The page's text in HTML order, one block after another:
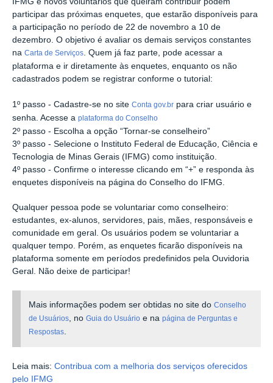
participar das próximas enquetes, que estarão disponíveis para
a participação no período de 22 de novembro a 10 de
dezembro. O objetivo é avaliar os demais serviços constantes
na Carta de Serviços . Quem já faz parte, pode acessar a
plataforma e ir diretamente às enquetes, enquanto os não
cadastrados podem se registrar conforme o tutorial:
1º passo - Cadastre-se no site Conta gov.br para criar usuário e
senha. Acesse a plataforma do Conselho
2º passo - Escolha a opção “Tornar-se conselheiro”
3º passo - Selecione o Instituto Federal de Educação, Ciência e
Tecnologia de Minas Gerais (IFMG) como instituição.
4º passo - Confirme o interesse clicando em “+” e responda às
enquetes disponíveis na página do Conselho do IFMG.
Qualquer pessoa pode se voluntariar como conselheiro:
estudantes, ex-alunos, servidores, pais, mães, responsáveis e
comunidade em geral. Os usuários podem se voluntariar a
qualquer tempo. Porém, as enquetes ficarão disponíveis na
plataforma somente em períodos predefinidos pela Ouvidoria
Geral. Não deixe de participar!
Mais informações podem ser obtidas no site doConselho
de Usuários, noGuia do Usuário e napágina de Perguntas e
Respostas.
Leia mais: Contribua com a melhoria dos serviços oferecidos
pelo IFMG